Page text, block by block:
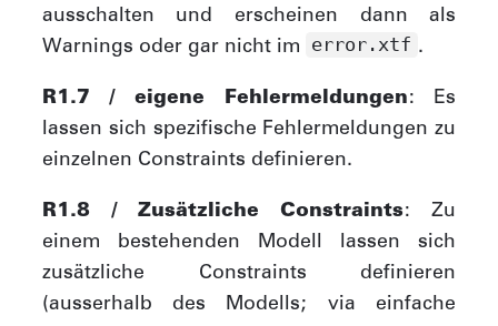
ausschalten und erscheinen dann als
Warnings oder gar nicht im error.xtf .
R1.7 / eigene Fehlermeldungen: Es
lassen sich spezifische Fehlermeldungen zu
einzelnen Constraints definieren.
R1.8 / Zusätzliche Constraints: Zu
einem bestehenden Modell lassen sich
zusätzliche Constraints definieren
(ausserhalb des Modells; via einfache